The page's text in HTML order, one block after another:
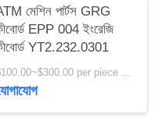
মেশিন পার্টস GRG
EPP 004 ইংরেজি
YT2.232.0301
$100.00~$300.00 per piece MOQ:1